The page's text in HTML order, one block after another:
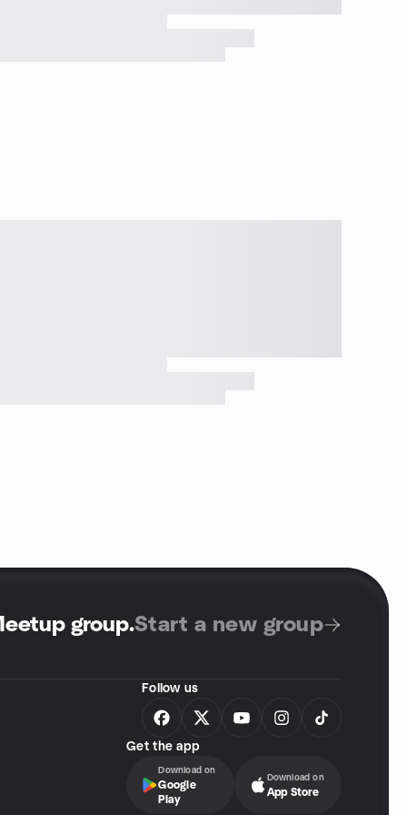
group.Start a new group
Follow us
Get the app
Download on
Google
Play
Download on
App Store